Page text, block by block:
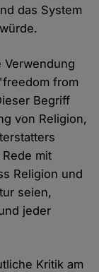
das System
Verwendung
from
Begriff
von Religion,
mit
Religion und
seien,
jeder
Kritik am